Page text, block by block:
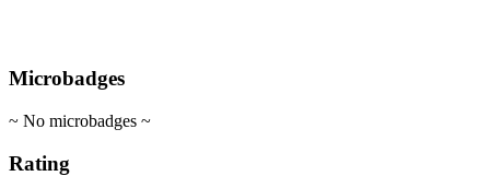
Microbadges
~ No microbadges ~
Rating